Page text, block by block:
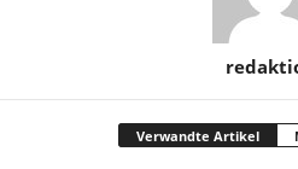
Verwandte Artikel